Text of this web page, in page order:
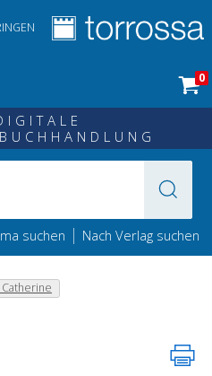
0
suchen | Nach Verlag suchen